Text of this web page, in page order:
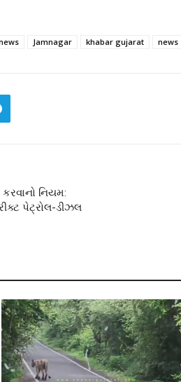
Jamnagar khabar gujarat news
કરવાનો નિયમ:
પેટ્રોલ-ડીઝલ